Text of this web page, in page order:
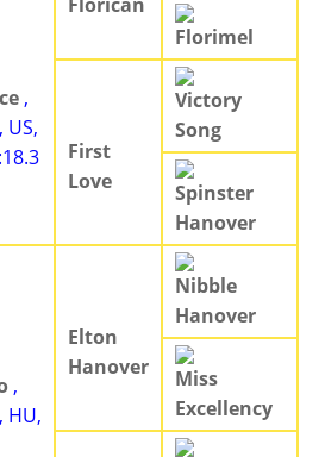
,
US,
Florimel
First
Love
Victory
Song
Spinster
Hanover
,
HU,
Elton
Hanover
Nibble
Hanover
Miss
Excellency